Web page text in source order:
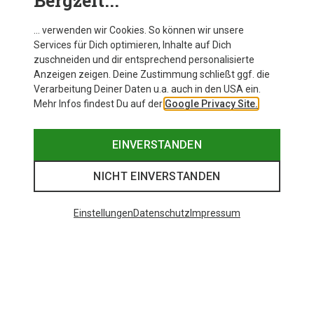
… verwenden wir Cookies. So können wir unsere
Services für Dich optimieren, Inhalte auf Dich
zuschneiden und dir entsprechend personalisierte
Anzeigen zeigen. Deine Zustimmung schließt ggf. die
Verarbeitung Deiner Daten u.a. auch in den USA ein.
Mehr Infos findest Du auf der Google Privacy Site.
EINVERSTANDEN
NICHT EINVERSTANDEN
EinstellungenDatenschutz Impressum